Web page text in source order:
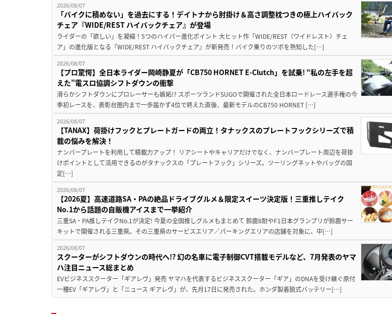
2026/08/07
「バイクに積めない」を過去にする！デイトナから肘掛け＆高さ調整枕つきの極上ハイバック
チェア『WIDE/REST ハイバックチェア』が登場
ライダーの「欲しい」を凝縮！5つのハイパー進化ポイント 大ヒット作「WIDE/REST（ワイドレスト）チェ
ア」の進化版となる『WIDE/REST ハイバックチェア』が新発売！バイク乗りのツボを熟知した[…]
2026/08/07
【プロ驚愕】全日本ライダー岡崎静夏が「CB750 HORNET E-Clutch」を試乗! “私の左手を超
えた”電スロ協調シフトダウンの衝撃
滑らかシフトダウンにプロレーサーも嫉妬!? スポーツランドSUGOで開催された全日本ロードレース選手権の今
季初レースを、表彰台圏内まで一歩届かず4位で終えた直後、最新モデルのCB750 HORNET […]
2026/08/07
【TANAX】荷掛けフックとプレートガードの両立！タナックスのプレートフックシリーズで積
載の悩みを解決！
ナンバープレートを利用して積載力アップ！ リアシートやキャリアだけでなく、ナンバープレート周辺を荷掛
けポイントとして活用できるのがタナックスの「プレートフック」シリーズ。ツーリングネットやバッグの固
定[…]
2026/08/07
【2026夏】高速道路SA・PAの絶品ドライブグルメ＆限定スイーツ決定版！三重推しテイク
No.1から話題の自販機アイスまで一挙紹介
三重SA・PA推しテイクNo.1が決定! 今夏の全国推しグルメもまとめて 鈴鹿8耐やF1日本グランプリが鈴鹿サー
キットで開催される三重県。その三重県のサービスエリア／パーキングエリアの店舗を対象に、中[…]
2026/08/07
スクーターがシフトダウンの時代へ!? 幻の名車に電子制御CVT搭載モデルなど、7月発表のヤマ
ハ注目ニュース総まとめ
EVビジネススクーター「ギアレヴ」発売 ヤマハを代表するビジネススクーター「ギア」のDNAを受け継ぐ原付
一種EV「ギアレヴ」と「ニュース ギアレヴ」が、先月17日に発売された。ホンダ製着脱式バッテリー[…]